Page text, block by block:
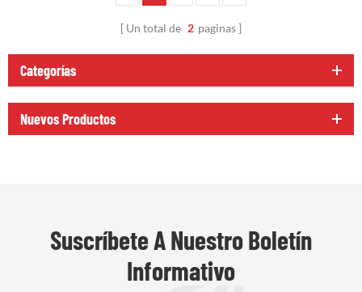
Un total de 2 paginas
Categorías
Nuevos Productos
Suscríbete A Nuestro Boletín
Informativo